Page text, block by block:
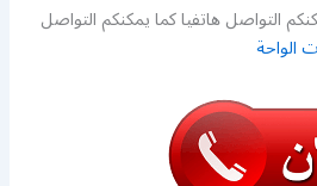
التواصل هاتفيا كما يمكنكم التواصل
الواحة